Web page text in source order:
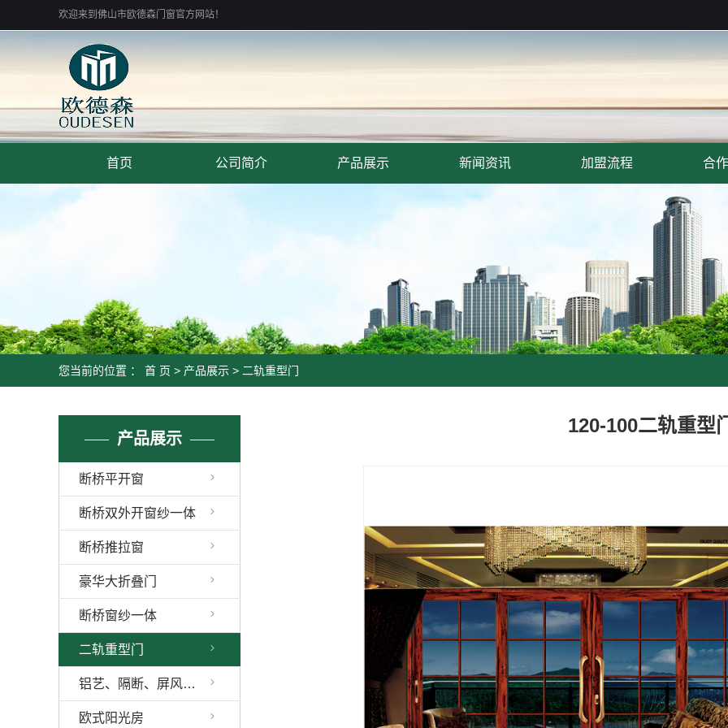
欢迎来到佛山市欧德森门窗官方网站！
首页 公司简介 产品展示 新闻资讯 加盟流程 合
您当前的位置 ： 首 页 > 产品展示 > 二轨重型门
产品展示
断桥平开窗
断桥双外开窗纱一体
断桥推拉窗
豪华大折叠门
断桥窗纱一体
二轨重型门
铝艺、隔断、屏风系列
欧式阳光房
120-100二轨重型